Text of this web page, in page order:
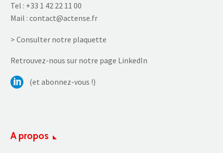
Tel : +33 1 42 22 11 00
Mail : contact@actense.fr
> Consulter notre plaquette
Retrouvez-nous sur notre page LinkedIn
(et abonnez-vous !)
A propos